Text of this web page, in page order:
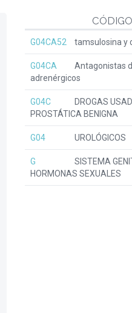
G04CA52 tamsulosina y
G04CA
Antagonistas
adrenérgicos
G04C
DROGAS
PROSTÁTICA BENIGNA
G04 UROLÓGICOS
G
SISTEMA
HORMONAS SEXUALES